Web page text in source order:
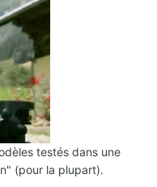
testés dans une
(pour la plupart).